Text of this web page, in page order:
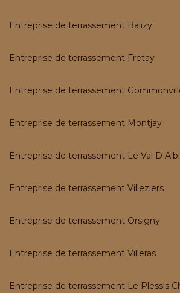
Entreprise de terrassement Balizy
Entreprise de terrassement Fretay
Entreprise de terrassement
Entreprise de terrassement Montjay
Entreprise de terrassement Le Val D
Entreprise de terrassement Villeziers
Entreprise de terrassement Orsigny
Entreprise de terrassement Villeras
Entreprise de terrassement Le Plessis